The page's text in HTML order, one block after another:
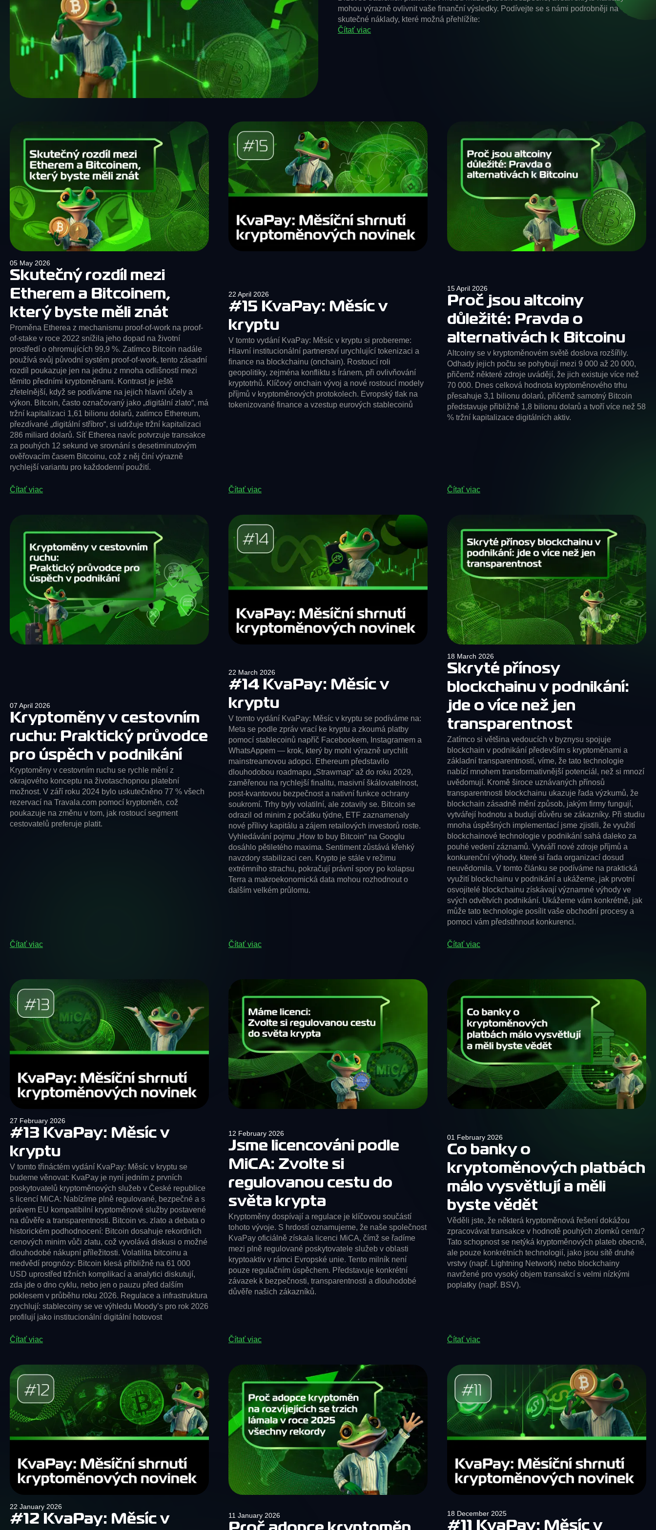
mohou výrazně ovlivnit vaše finanční výsledky. Podívejte se s námi podrobněji na
skutečné náklady, které možná přehlížíte:
Čítať viac
05 May 2026
Skutečný rozdíl mezi
Etherem a Bitcoinem,
který byste měli znát
Proměna Etherea z mechanismu proof-of-work na proof-
of-stake v roce 2022 snížila jeho dopad na životní
prostředí o ohromujících 99,9 %. Zatímco Bitcoin nadále
používá svůj původní systém proof-of-work, tento zásadní
rozdíl poukazuje jen na jednu z mnoha odlišností mezi
těmito předními kryptoměnami. Kontrast je ještě
zřetelnější, když se podíváme na jejich hlavní účely a
výkon. Bitcoin, často označovaný jako „digitální zlato“, má
tržní kapitalizaci 1,61 bilionu dolarů, zatímco Ethereum,
přezdívané „digitální stříbro“, si udržuje tržní kapitalizaci
286 miliard dolarů. Síť Etherea navíc potvrzuje transakce
za pouhých 12 sekund ve srovnání s desetiminutovým
ověřovacím časem Bitcoinu, což z něj činí výrazně
rychlejší variantu pro každodenní použití.
Čítať viac
22 April 2026
#15 KvaPay: Měsíc v
kryptu
V tomto vydání KvaPay: Měsíc v kryptu si probereme:
Hlavní institucionální partnerství urychlující tokenizaci a
finance na blockchainu (onchain). Rostoucí roli
geopolitiky, zejména konfliktu s Íránem, při ovlivňování
kryptotrhů. Klíčový onchain vývoj a nové rostoucí modely
příjmů v kryptoměnových protokolech. Evropský tlak na
tokenizované finance a vzestup eurových stablecoinů
Čítať viac
15 April 2026
Proč jsou altcoiny
důležité: Pravda o
alternativách k Bitcoinu
Altcoiny se v kryptoměnovém světě doslova rozšířily.
Odhady jejich počtu se pohybují mezi 9 000 až 20 000,
přičemž některé zdroje uvádějí, že jich existuje více než
70 000. Dnes celková hodnota kryptoměnového trhu
přesahuje 3,1 bilionu dolarů, přičemž samotný Bitcoin
představuje přibližně 1,8 bilionu dolarů a tvoří více než 58
% tržní kapitalizace digitálních aktiv.
Čítať viac
07 April 2026
Kryptoměny v cestovním
ruchu: Praktický průvodce
pro úspěch v podnikání
Kryptoměny v cestovním ruchu se rychle mění z
okrajového konceptu na životaschopnou platební
možnost. V září roku 2024 bylo uskutečněno 77 % všech
rezervací na Travala.com pomocí kryptoměn, což
poukazuje na změnu v tom, jak rostoucí segment
cestovatelů preferuje platit.
Čítať viac
22 March 2026
#14 KvaPay: Měsíc v
kryptu
V tomto vydání KvaPay: Měsíc v kryptu se podíváme na:
Meta se podle zpráv vrací ke kryptu a zkoumá platby
pomocí stablecoinů napříč Facebookem, Instagramem a
WhatsAppem — krok, který by mohl výrazně urychlit
mainstreamovou adopci. Ethereum představilo
dlouhodobou roadmapu „Strawmap“ až do roku 2029,
zaměřenou na rychlejší finalitu, masivní škálovatelnost,
post-kvantovou bezpečnost a nativní funkce ochrany
soukromí. Trhy byly volatilní, ale zotavily se. Bitcoin se
odrazil od minim z počátku týdne, ETF zaznamenaly
nové přílivy kapitálu a zájem retailových investorů roste.
Vyhledávání pojmu „How to buy Bitcoin“ na Googlu
dosáhlo pětiletého maxima. Sentiment zůstává křehký
navzdory stabilizaci cen. Krypto je stále v režimu
extrémního strachu, pokračují právní spory po kolapsu
Terra a makroekonomická data mohou rozhodnout o
dalším velkém průlomu.
Čítať viac
18 March 2026
Skryté přínosy
blockchainu v podnikání:
jde o více než jen
transparentnost
Zatímco si většina vedoucích v byznysu spojuje
blockchain v podnikání především s kryptoměnami a
základní transparentností, víme, že tato technologie
nabízí mnohem transformativnější potenciál, než si mnozí
uvědomují. Kromě široce uznávaných přínosů
transparentnosti blockchainu ukazuje řada výzkumů, že
blockchain zásadně mění způsob, jakým firmy fungují,
vytvářejí hodnotu a budují důvěru se zákazníky. Při studiu
mnoha úspěšných implementací jsme zjistili, že využití
blockchainové technologie v podnikání sahá daleko za
pouhé vedení záznamů. Vytváří nové zdroje příjmů a
konkurenční výhody, které si řada organizací dosud
neuvědomila. V tomto článku se podíváme na praktická
využití blockchainu v podnikání a ukážeme, jak prvotní
osvojitelé blockchainu získávají významné výhody ve
svých odvětvích podnikání. Ukážeme vám konkrétně, jak
může tato technologie posílit vaše obchodní procesy a
pomoci vám předstihnout konkurenci.
Čítať viac
27 February 2026
#13 KvaPay: Měsíc v
kryptu
V tomto třináctém vydání KvaPay: Měsíc v kryptu se
budeme věnovat: KvaPay je nyní jedním z prvních
poskytovatelů kryptoměnových služeb v České republice
s licencí MiCA: Nabízíme plně regulované, bezpečné a s
právem EU kompatibilní kryptoměnové služby postavené
na důvěře a transparentnosti. Bitcoin vs. zlato a debata o
historickém podhodnocení: Bitcoin dosahuje rekordních
cenových minim vůči zlatu, což vyvolává diskusi o možné
dlouhodobé nákupní příležitosti. Volatilita bitcoinu a
medvědí prognózy: Bitcoin klesá přibližně na 61 000
USD uprostřed tržních komplikací a analytici diskutují,
zda jde o dno cyklu, nebo jen o pauzu před dalším
poklesem v průběhu roku 2026. Regulace a infrastruktura
zrychlují: stablecoiny se ve výhledu Moody’s pro rok 2026
profilují jako institucionální digitální hotovost
Čítať viac
12 February 2026
Jsme licencováni podle
MiCA: Zvolte si
regulovanou cestu do
světa krypta
Kryptoměny dospívají a regulace je klíčovou součástí
tohoto vývoje. S hrdostí oznamujeme, že naše společnost
KvaPay oficiálně získala licenci MiCA, čímž se řadíme
mezi plně regulované poskytovatele služeb v oblasti
kryptoaktiv v rámci Evropské unie. Tento milník není
pouze regulačním úspěchem. Představuje konkrétní
závazek k bezpečnosti, transparentnosti a dlouhodobé
důvěře našich zákazníků.
Čítať viac
01 February 2026
Co banky o
kryptoměnových platbách
málo vysvětlují a měli
byste vědět
Věděli jste, že některá kryptoměnová řešení dokážou
zpracovávat transakce v hodnotě pouhých zlomků centu?
Tato schopnost se netýká kryptoměnových plateb obecně,
ale pouze konkrétních technologií, jako jsou sítě druhé
vrstvy (např. Lightning Network) nebo blockchainy
navržené pro vysoký objem transakcí s velmi nízkými
poplatky (např. BSV).
Čítať viac
22 January 2026
#12 KvaPay: Měsíc v 11 January 2026 18 December 2025
#11 KvaPay: Měsíc v